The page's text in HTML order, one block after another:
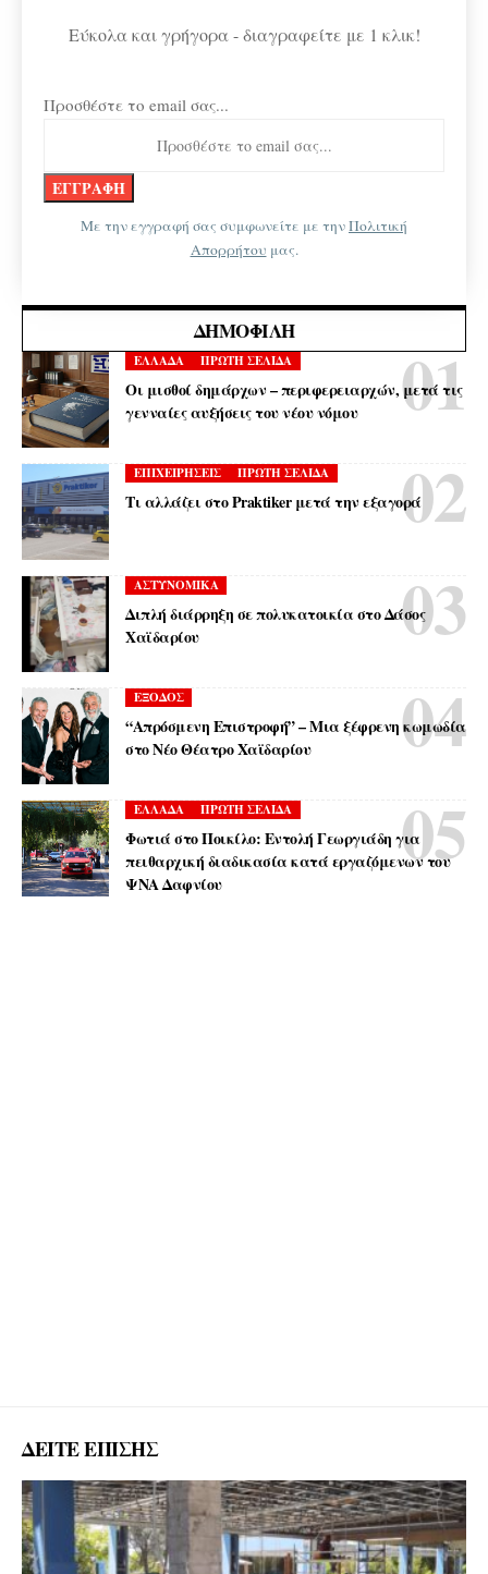
Εύκολα και γρήγορα - διαγραφείτε με 1 κλικ!
Προσθέστε το email σας...
Με την εγγραφή σας συμφωνείτε με τηνΠολιτική
Απορρήτου μας.
ΔΗΜΟΦΙΛΉ
ΕΛΛΑΔΑ ΠΡΩΤΗ ΣΕΛΙΔΑ
Οι μισθοί δημάρχων – περιφερειαρχών, μετά τις
γενναίες αυξήσεις του νέου νόμου
ΕΠΙΧΕΙΡΗΣΕΙΣ ΠΡΩΤΗ ΣΕΛΙΔΑ
Τι αλλάζει στο Praktiker μετά την εξαγορά
ΑΣΤΥΝΟΜΙΚΑ
Διπλή διάρρηξη σε πολυκατοικία στο Δάσος
Χαϊδαρίου
ΕΞΟΔΟΣ
“Απρόσμενη Επιστροφή” – Μια ξέφρενη κωμωδία
στο Νέο Θέατρο Χαϊδαρίου
ΕΛΛΑΔΑ ΠΡΩΤΗ ΣΕΛΙΔΑ
Φωτιά στο Ποικίλο: Εντολή Γεωργιάδη για
πειθαρχική διαδικασία κατά εργαζόμενων του
ΨΝΑ Δαφνίου
ΔΕΙΤΕ ΕΠΙΣΗΣ